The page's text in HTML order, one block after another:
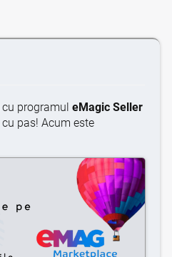
cu programul eMagic Seller
pas! Acum este